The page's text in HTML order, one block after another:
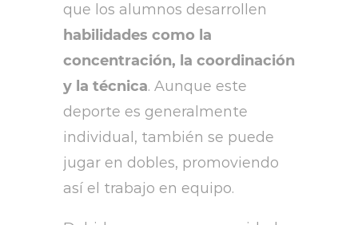
que los alumnos desarrollen
habilidades como la
concentración, la coordinación
y la técnica. Aunque este
deporte es generalmente
individual, también se puede
jugar en dobles, promoviendo
así el trabajo en equipo.